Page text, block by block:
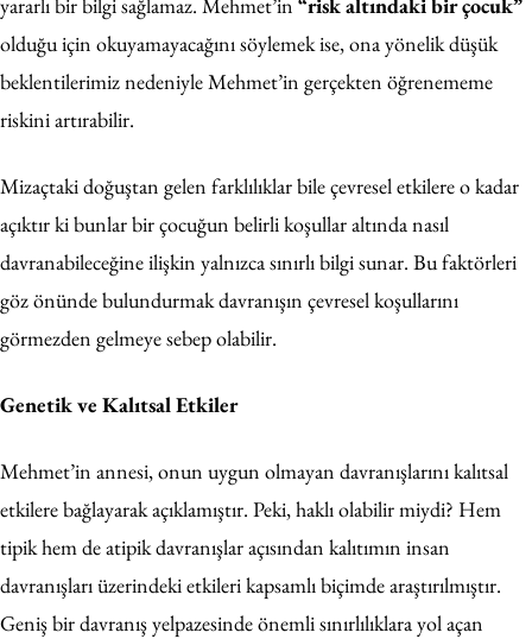
olduğu için okuyamayacağını söylemek ise, ona yönelik düşük
beklentilerimiz nedeniyle Mehmet’in gerçekten öğrenememe
riskini artırabilir.
Mizaçtaki doğuştan gelen farklılıklar bile çevresel etkilere o kadar
açıktır ki bunlar bir çocuğun belirli koşullar altında nasıl
davranabileceğine ilişkin yalnızca sınırlı bilgi sunar. Bu faktörleri
göz önünde bulundurmak davranışın çevresel koşullarını
görmezden gelmeye sebep olabilir.
Genetik ve Kalıtsal Etkiler
Mehmet’in annesi, onun uygun olmayan davranışlarını kalıtsal
etkilere bağlayarak açıklamıştır. Peki, haklı olabilir miydi? Hem
tipik hem de atipik davranışlar açısından kalıtımın insan
davranışları üzerindeki etkileri kapsamlı biçimde araştırılmıştır.
Geniş bir davranış yelpazesinde önemli sınırlılıklara yol açan